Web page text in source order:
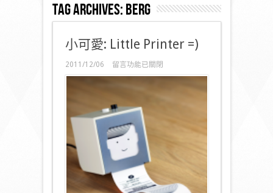
Tag Archives:Berg
小可愛: Little Printer =)
2011/12/06
在
〈小
Little
Printer
=)〉
中
留言功能已關閉